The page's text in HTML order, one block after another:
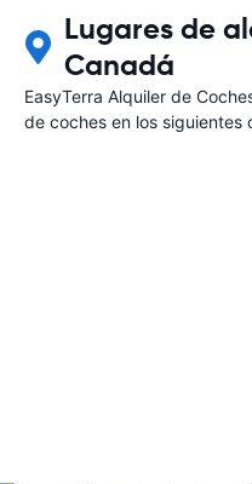
Lugares de
Canadá
EasyTerra Alquiler de
de coches en los siguientes